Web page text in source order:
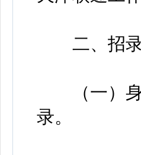
二、招录
（一）身
录。